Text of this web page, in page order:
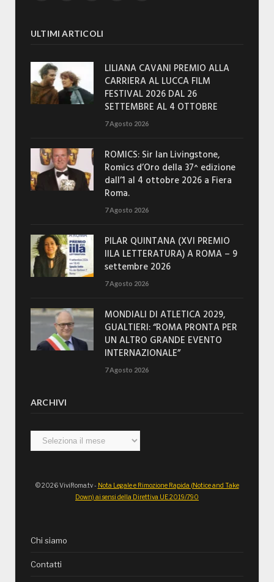
ULTIMI ARTICOLI
LILIANA CAVANI PREMIO ALLA
CARRIERA AL LUCCA FILM
FESTIVAL 2026 DAL 26
SETTEMBRE AL 4 OTTOBRE
7 Agosto 2026
ROMICS: Sir Ian Livingstone,
Romics d’Oro della 37^ edizione
dall’1 al 4 ottobre 2026 a Fiera
Roma.
7 Agosto 2026
PILAR QUINTANA (XVI PREMIO
IILA LETTERATURA) A ROMA – 9
settembre 2026
7 Agosto 2026
MONDIALI DI ATLETICA 2029,
GUALTIERI: “ROMA PRONTA PER
UN ALTRO GRANDE EVENTO
INTERNAZIONALE”
7 Agosto 2026
ARCHIVI
Archivi
© 2026 ViviRoma.tv - Nota Legale e Rimozione Rapida (Notice and Take
Down) ai sensi della Direttiva UE 2019/790
Chi siamo
Contatti